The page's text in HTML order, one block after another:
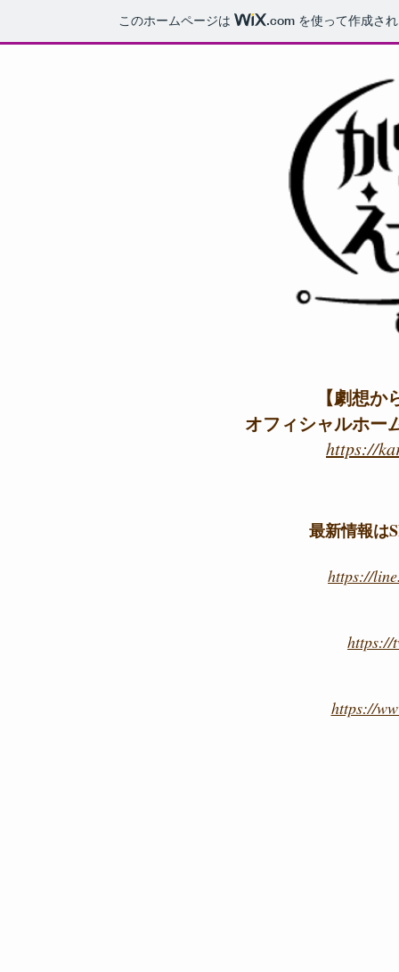
このホームページは .com を使って作成さ
【劇想
オフィシャルホー
https://
最新情報は
https://
https://
https://